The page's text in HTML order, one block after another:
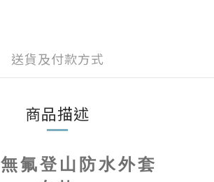
送貨及付款方式
商品描述
無氟登山防水外套